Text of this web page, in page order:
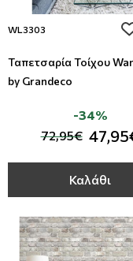
WL3303
Ταπετσαρία Τοίχου
by Grandeco
72,95€
-34%
Καλάθι